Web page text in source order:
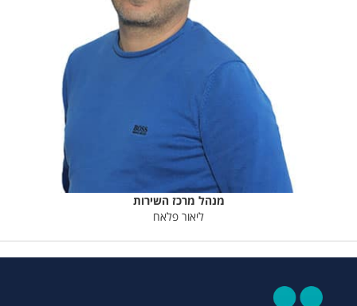
מנהל מרכז השירות
ליאור פלאח